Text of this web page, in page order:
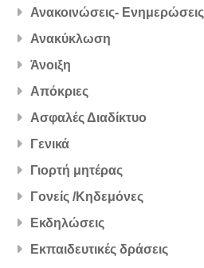
Ανακοινώσεις- Ενημερώσεις
Ανακύκλωση
Άνοιξη
Απόκριες
Ασφαλές Διαδίκτυο
Γενικά
Γιορτή μητέρας
Γονείς /Κηδεμόνες
Εκδηλώσεις
Εκπαιδευτικές δράσεις